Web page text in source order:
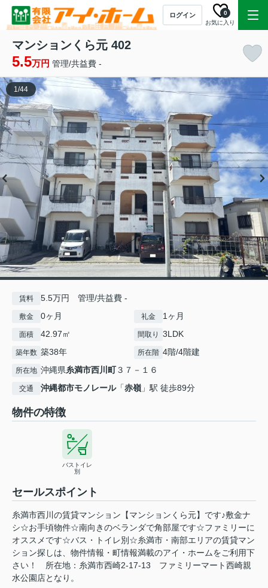
ログイン
お気に入り
0
マンションくら元 402
5.5万円 管理/共益費 -
1/44
賃料 5.5万円 管理/共益費 -
敷金 0ヶ月 礼金 1ヶ月
面積 42.97㎡ 間取り 3LDK
築年数 築38年 所在階 4階/4階建
所在地 沖縄県糸満市西川町３７－１６
交通 沖縄都市モノレール「赤嶺 」駅 徒歩89分
物件の特徴
バストイレ
別
セールスポイント
糸満市西川の賃貸マンション【マンションくら元】です♪敷金ナ
シ☆お手頃物件☆南向きのベランダで角部屋です☆ファミリーに
オススメです☆バス・トイレ別☆糸満市・南部エリアの賃貸マン
ション探しは、物件情報・町情報満載のアイ・ホームをご利用下
さい！ 所在地：糸満市西崎2-17-13 ファミリーマート西崎親
水公園店となり。